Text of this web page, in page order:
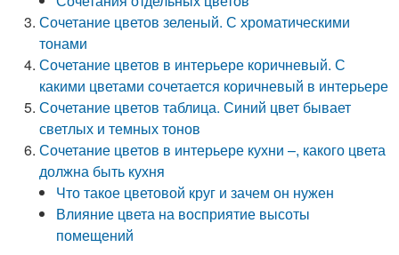
Сочетание цветов зеленый. С хроматическими
тонами
Сочетание цветов в интерьере коричневый. С
какими цветами сочетается коричневый в интерьере
Сочетание цветов таблица. Синий цвет бывает
светлых и темных тонов
Сочетание цветов в интерьере кухни –, какого цвета
должна быть кухня
Что такое цветовой круг и зачем он нужен
Влияние цвета на восприятие высоты
помещений